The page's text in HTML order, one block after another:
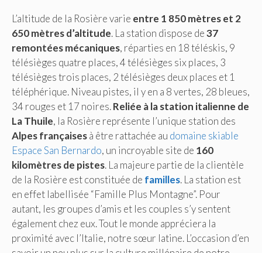
L’altitude de la Rosière varie entre 1 850 mètres et 2
650 mètres d’altitude. La station dispose de37
remontées mécaniques, réparties en 18 téléskis, 9
télésièges quatre places, 4 télésièges six places, 3
télésièges trois places, 2 télésièges deux places et 1
téléphérique. Niveau pistes, il y en a 8 vertes, 28 bleues,
34 rouges et 17 noires.Reliée à la station italienne de
La Thuile, la Rosière représente l’unique station des
Alpes françaisesà être rattachée au domaine skiable
Espace San Bernardo, un incroyable site de 160
kilomètres de pistes. La majeure partie de la clientèle
de la Rosière est constituée de familles. La station est
en effet labellisée “Famille Plus Montagne”. Pour
autant, les groupes d’amis et les couples s’y sentent
également chez eux. Tout le monde appréciera la
proximité avec l’Italie, notre sœur latine. L’occasion d’en